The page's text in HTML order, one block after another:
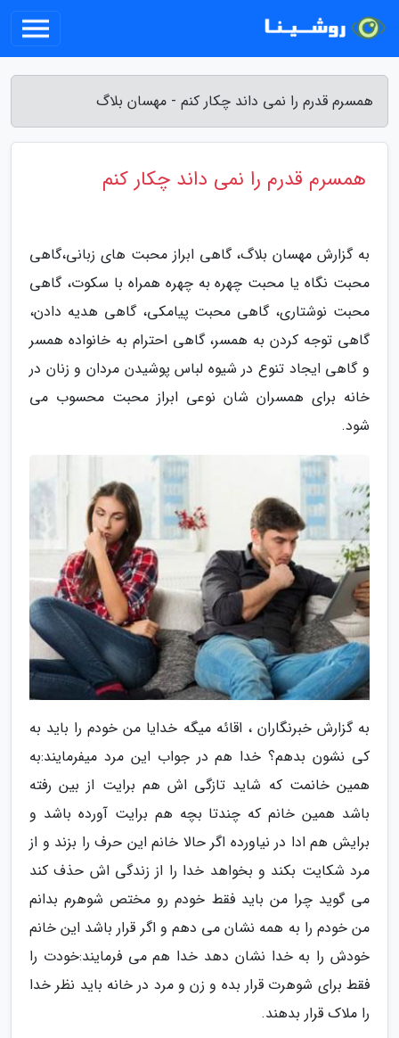
همسرم قدرم را نمی داند چکار کنم - مهسان بلاگ
همسرم قدرم را نمی داند چکار کنم
به گزارش مهسان بلاگ، گاهی ابراز محبت های زبانی،گاهی
محبت نگاه یا محبت چهره به چهره همراه با سکوت، گاهی
محبت نوشتاری، گاهی محبت پیامکی، گاهی هدیه دادن،
گاهی توجه کردن به همسر، گاهی احترام به خانواده همسر
و گاهی ایجاد تنوع در شیوه لباس پوشیدن مردان و زنان در
خانه برای همسران شان نوعی ابراز محبت محسوب می
شود.
به گزارش خبرنگاران ، اقائه میگه خدایا من خودم را باید به
کی نشون بدهم؟ خدا هم در جواب این مرد میفرمایند:به
همین خانمت که شاید تازگی اش هم برایت از بین رفته
باشد همین خانم که چندتا بچه هم برایت آورده باشد و
برایش هم ادا در نیاورده اگر حالا خانم این حرف را بزند و از
مرد شکایت بکند و بخواهد خدا را از زندگی اش حذف کند
می گوید چرا من باید فقط خودم رو مختص شوهرم بدانم
من خودم را به همه نشان می دهم و اگر قرار باشد این خانم
خودش را به خدا نشان دهد خدا هم می فرمایند:خودت را
فقط برای شوهرت قرار بده و زن و مرد در خانه باید نظر خدا
را ملاک قرار بدهند.